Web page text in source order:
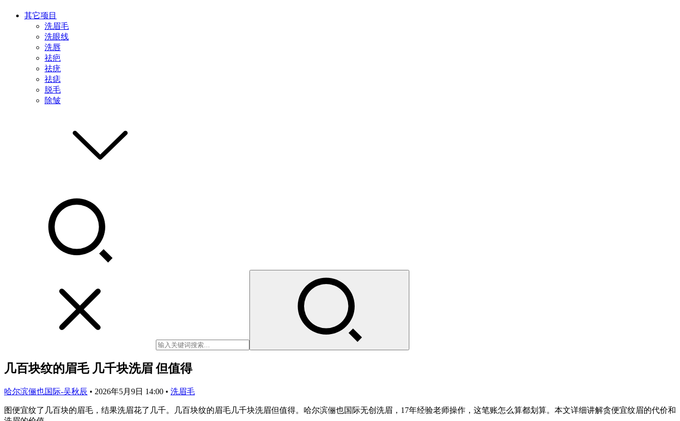
其它项目
洗眉毛
洗眼线
洗唇
祛疤
祛疣
祛痣
脱毛
除皱
几百块纹的眉毛 几千块洗眉 但值得
哈尔滨俪也国际-吴秋辰 • 2026年5月9日 14:00 • 洗眉毛
图便宜纹了几百块的眉毛，结果洗眉花了几千。几百块纹的眉毛几千块洗眉但值得。哈尔滨俪也国际无创洗眉，17年经验老师操作，这笔账怎么算都划算。本文详细讲解贪便宜纹眉的代价和